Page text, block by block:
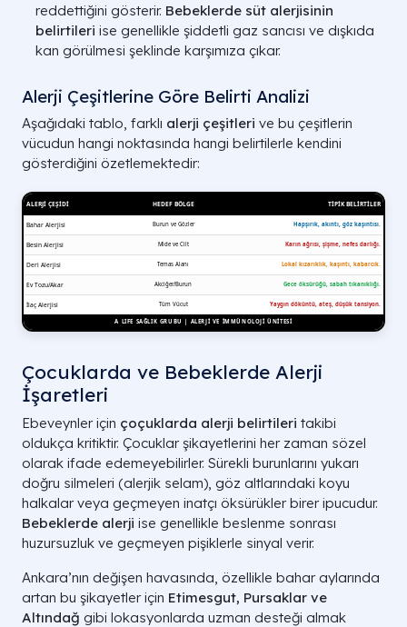
reddettiğini gösterir. Bebeklerde süt alerjisinin
belirtileri ise genellikle şiddetli gaz sancısı ve dışkıda
kan görülmesi şeklinde karşımıza çıkar.
Alerji Çeşitlerine Göre Belirti Analizi
Aşağıdaki tablo, farklı alerji çeşitleri ve bu çeşitlerin
vücudun hangi noktasında hangi belirtilerle kendini
gösterdiğini özetlemektedir:
Çocuklarda ve Bebeklerde Alerji
İşaretleri
Ebeveynler için çoçuklarda alerji belirtileri takibi
oldukça kritiktir. Çocuklar şikayetlerini her zaman sözel
olarak ifade edemeyebilirler. Sürekli burunlarını yukarı
doğru silmeleri (alerjik selam), göz altlarındaki koyu
halkalar veya geçmeyen inatçı öksürükler birer ipucudur.
Bebeklerde alerji ise genellikle beslenme sonrası
huzursuzluk ve geçmeyen pişiklerle sinyal verir.
Ankara’nın değişen havasında, özellikle bahar aylarında
artan bu şikayetler için Etimesgut, Pursaklar ve
Altındağ gibi lokasyonlarda uzman desteği almak